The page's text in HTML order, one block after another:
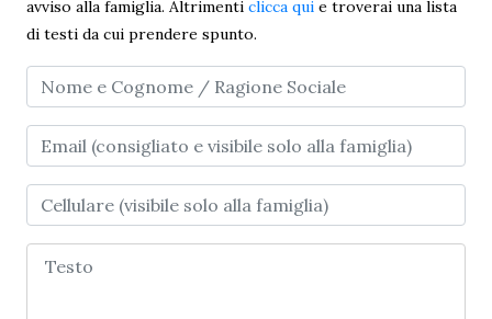
avviso alla famiglia. Altrimenti clicca quie troverai una lista
di testi da cui prendere spunto.